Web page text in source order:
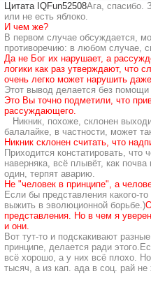
Цитата IQFun52508Ага, спасибо.
или не есть яблоко.
И чем же?
В первом случае обсуждается,
противоречию: в любом случае,
Да не Бог их нарушает, а
логики как раз утверждают, что
очень легко может нарушить
Этот вывод делается без
Это Вы точно подметили, что
рассуждающего.
Никник, похоже, склонен
балалайке, в частности, может
Никник склонен считать, что
Приходится констатировать,
наверняка, всё плывёт, как
один, терпят аварию.
Не "человек в принципе", а
Если бы представления какого-
выжить в эволюционной борьбе.)
представления. Но в чем я
и они.
Вот тут-то и подскакивают
принципе, делается ради
всё хорошо, а у них всё плохо.
тысяч, а из кап. ада в соц. рай не